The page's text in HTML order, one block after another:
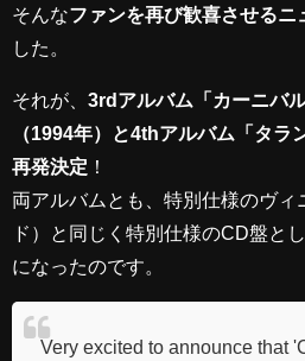
そんなファンを再び歓喜させるニ
した。
それが、 3rdアルバム「カーニバ
（1994年）と4thアルバム「タラ
再発決定 ！
両アルバムとも、特別仕様のヴィ
ド）と同じく特別仕様のCD盤と
になったのです。
Very excited to announce that